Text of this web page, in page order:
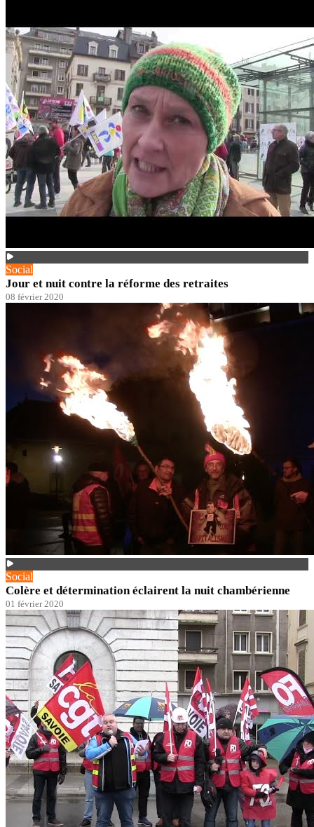
Social
Jour et nuit contre la réforme des retraites
08 février 2020
Social
Colère et détermination éclairent la nuit chambérienne
01 février 2020